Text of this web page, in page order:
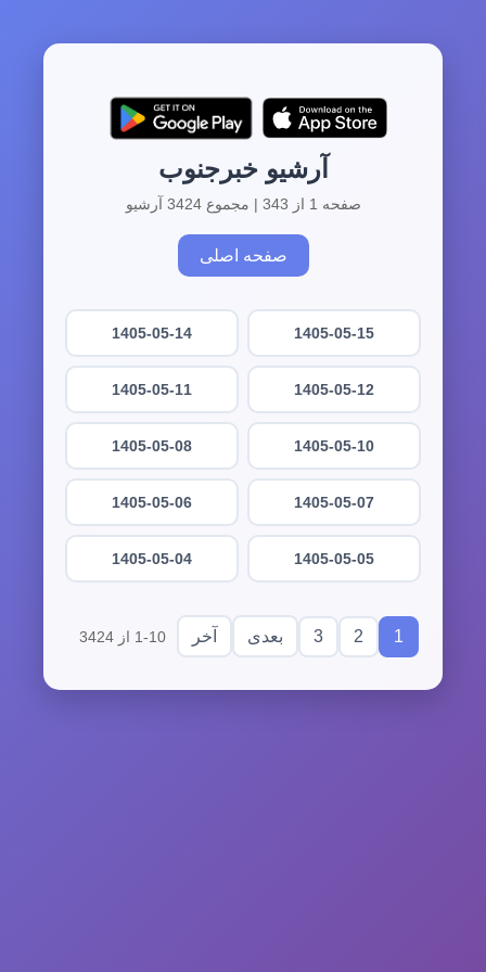
آرشیو خبرجنوب
صفحه 1 از 343 | مجموع 3424 آرشیو
صفحه اصلی
1405-05-15
1405-05-14
1405-05-12
1405-05-11
1405-05-10
1405-05-08
1405-05-07
1405-05-06
1405-05-05
1405-05-04
1
2
3 بعدی آخر 1-10 از 3424